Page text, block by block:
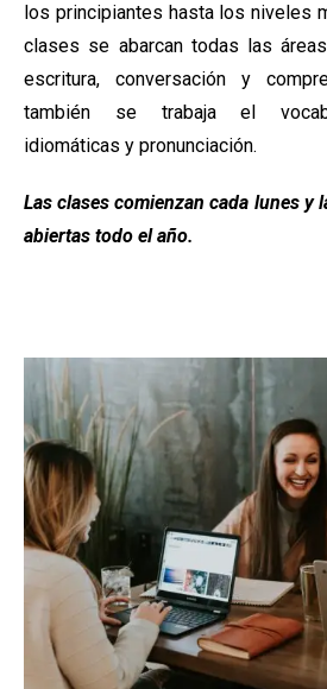
los principiantes hasta los niveles
clases se abarcan todas las
escritura, conversación y
también se trabaja el
idiomáticas y pronunciación.
Las clases comienzan cada lunes y
abiertas todo el año.